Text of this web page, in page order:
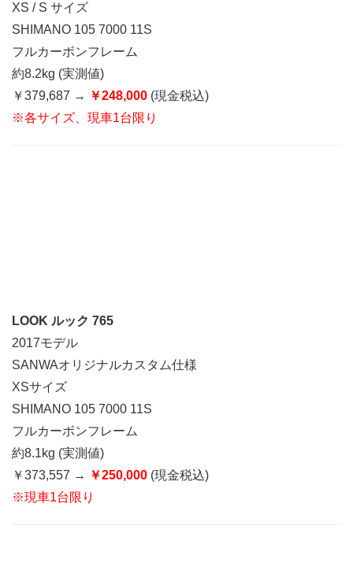
XS / S サイズ
SHIMANO 105 7000 11S
フルカーボンフレーム
約8.2kg (実測値)
￥379,687 →
￥248,000 (現金税込)
※各サイズ、現車1台限り
LOOK ルック 765
2017モデル
SANWAオリジナルカスタム仕様
XSサイズ
SHIMANO 105 7000 11S
フルカーボンフレーム
約8.1kg (実測値)
￥373,557 → ￥250,000 (現金税込)
※現車1台限り